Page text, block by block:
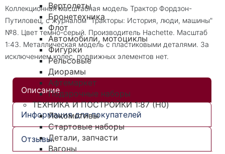
Вертолеты
Бронетехника
Флот
Автомобили, мотоциклы
Фигурки
Рельсовые
Диорамы
Афтемаркет
Подарочные наборы
ТЕХНИКА И ПОСТРОЙКИ 1:87 (H0)
Локомотивы
Стартовые наборы
Детали, запчасти
Вагоны
Коллекционная масштабная модель Трактор Фордзон-
Путиловец, с журналом "Тракторы: История, люди, машины"
№8. Цвет темно-серый. Производитель Hachette. Масштаб
1:43. Металлическая модель с пластиковыми деталями. За
исключением колес, подвижных элементов нет.
Описание
Информация для покупателей
Отзывы